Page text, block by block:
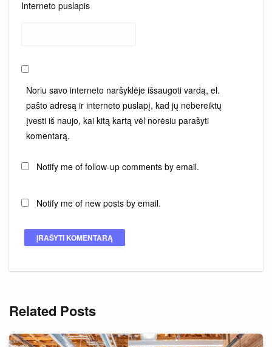
Interneto puslapis
Noriu savo interneto naršyklėje išsaugoti vardą, el.
pašto adresą ir interneto puslapį, kad jų nebereiktų
įvesti iš naujo, kai kitą kartą vėl norėsiu parašyti
komentarą.
Notify me of follow-up comments by email.
Notify me of new posts by email.
Related Posts